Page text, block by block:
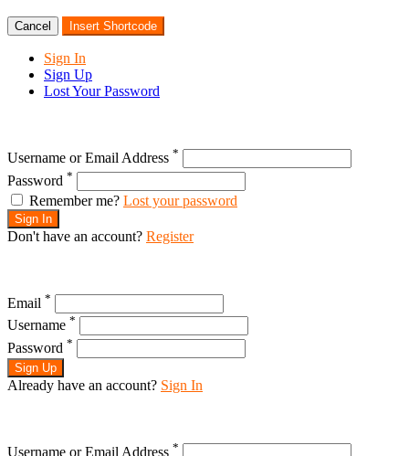
Cancel Insert Shortcode
Sign In
Sign Up
Lost Your Password
Username or Email Address *
Password *
Remember me? Lost your password
Sign In
Don't have an account? Register
Email *
Username *
Password *
Sign Up
Already have an account? Sign In
Username or Email Address *